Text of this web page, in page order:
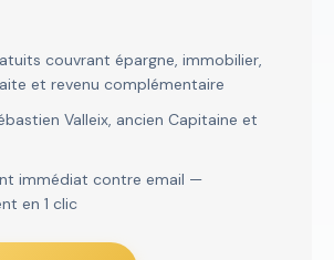
couvrant épargne, immobilier,
et revenu complémentaire
Valleix, ancien Capitaine et
immédiat contre email —
en 1 clic